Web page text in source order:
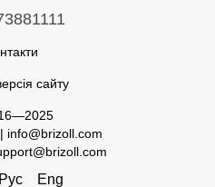
сайту
info@brizoll.com
Рус Eng